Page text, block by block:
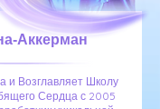
Аккерман
и Возглавляет Школу
Сердца с 2005